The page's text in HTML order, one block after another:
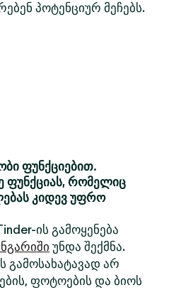
პოტენციურ მეჩებს.
ფუნქციებით.
ფუნქციას, რომელიც
კიდევ უფრო
ის გამოყენება
უნდა შექმნა.
გამოსახატავად არ
ფოტოების და ბიოს